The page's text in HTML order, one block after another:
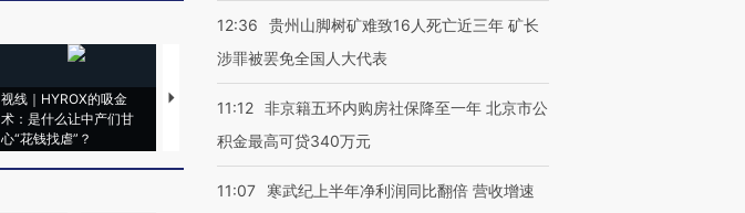
视线｜HYROX的吸金
术：是什么让中产们甘
心“花钱找虐”？
马航飞行员跨国走私7万
粒摇头丸 尿检体内含3种
视线｜被称为“蟑螂”的印
度Z世代 用街头抗争将教
育部长拱下台
视线｜“入侵”还是“人道危
机”？难民潮撕裂西班牙
12:36
贵州山脚树矿难致16人死亡近三年 矿长
涉罪被罢免全国人大代表
11:12 非京籍五环内购房社保降至一年 北京市公
积金最高可贷340万元
11:07
寒武纪上半年净利润同比翻倍 营收增速